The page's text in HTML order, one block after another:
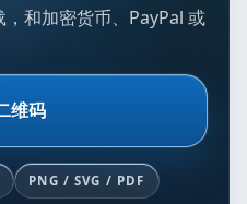
和加密货币、PayPal 或
维码
PNG / SVG / PDF